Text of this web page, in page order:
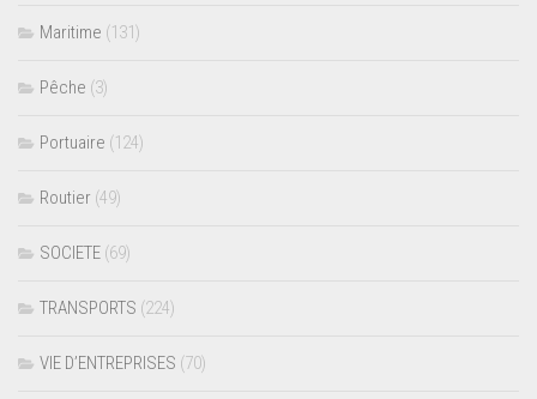
Maritime (131)
Pêche (3)
Portuaire (124)
Routier (49)
SOCIETE (69)
TRANSPORTS (224)
VIE D’ENTREPRISES (70)